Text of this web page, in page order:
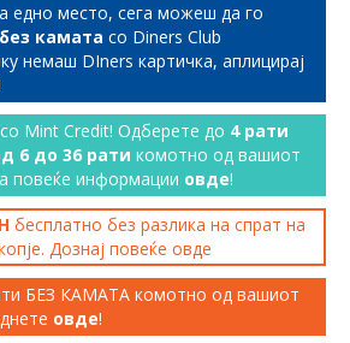
едно место, сега можеш да го
камата со Diners Club
немаш DIners картичка, аплицирај
Mint Credit! Одберете до 4 рати
6 до 36 рати комотно од вашиот
повеќе информации овде!
бесплатно без разлика на спрат на
Дознај повеќе овде
БЕЗ КАМАТА комотно од вашиот
овде!